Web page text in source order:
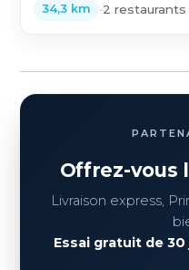
34,3 km •2 restaurants
Offrez-vous
Livraison express,
Essai gratuit de